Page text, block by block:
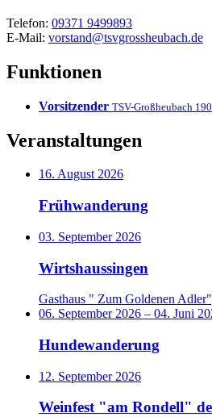
Telefon: 09371 9499893
E-Mail: vorstand@tsvgrossheubach.de
Funktionen
Vorsitzender TSV-Großheubach
Veranstaltungen
16. August 2026
Frühwanderung
03. September 2026
Wirtshaussingen
Gasthaus " Zum Goldenen
06. September 2026 – 04. Juni
Hundewanderung
12. September 2026
Weinfest "am Rondell"